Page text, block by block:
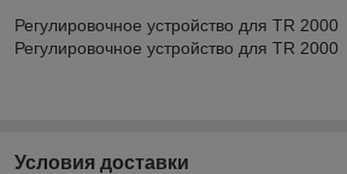
Регулировочное устройство для TR 2000
Регулировочное устройство для TR 2000
Условия доставки